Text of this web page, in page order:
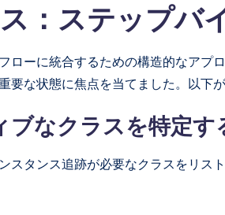
：ステップバ
ローに統合するための構造的なアプ
要な状態に焦点を当てました。以下
ブなクラスを特定す
スタンス追跡が必要なクラスをリス